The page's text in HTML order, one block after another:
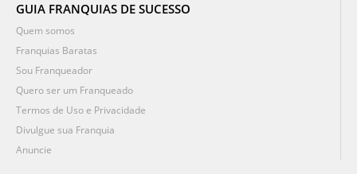
GUIA FRANQUIAS DE SUCESSO
Quem somos
Franquias Baratas
Sou Franqueador
Quero ser um Franqueado
Termos de Uso e Privacidade
Divulgue sua Franquia
Anuncie